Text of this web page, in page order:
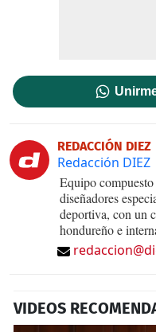
REDACCIÓN DIEZ
Redacción DIEZ
Equipo
diseñadores
deportiva, con un
hondureño e
VIDEOS